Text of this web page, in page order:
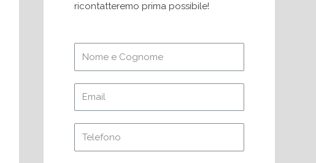
ricontatteremo prima possibile!